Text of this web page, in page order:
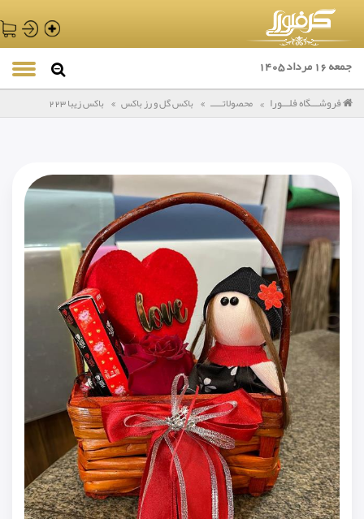
جمعه 16 مرداد 1405
فروشـــگاه فلـــورا محصولاتـــــ باکس گل و رز باکس باکس زیبا 223